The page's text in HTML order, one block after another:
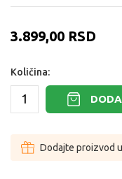
3.899,00 RSD
Količina:
Dodajte proizvod